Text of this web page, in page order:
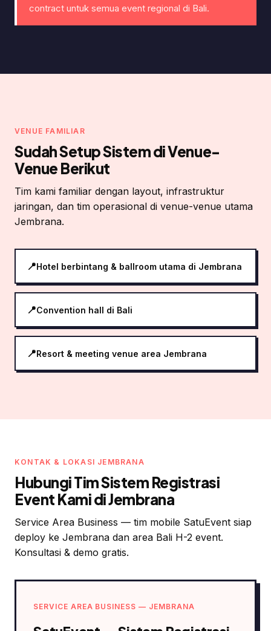
contract untuk semua event regional di Bali.
VENUE FAMILIAR
Sudah Setup Sistem di Venue-
Venue Berikut
Tim kami familiar dengan layout, infrastruktur
jaringan, dan tim operasional di venue-venue utama
Jembrana.
Hotel berbintang & ballroom utama di Jembrana
Convention hall di Bali
Resort & meeting venue area Jembrana
KONTAK & LOKASI JEMBRANA
Hubungi Tim Sistem Registrasi
Event Kami di Jembrana
Service Area Business — tim mobile SatuEvent siap
deploy ke Jembrana dan area Bali H-2 event.
Konsultasi & demo gratis.
SERVICE AREA BUSINESS — JEMBRANA